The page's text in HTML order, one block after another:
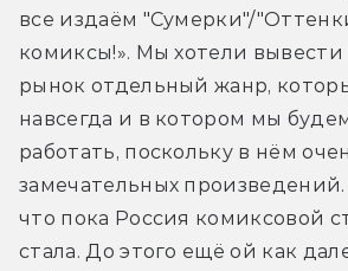
все издаём "Сумерки"/
комиксы!». Мы хотели вывести
рынок отдельный жанр,
навсегда и в котором мы
работать, поскольку в нём
замечательных
что пока Россия комиксовой
стала. До этого ещё ой как